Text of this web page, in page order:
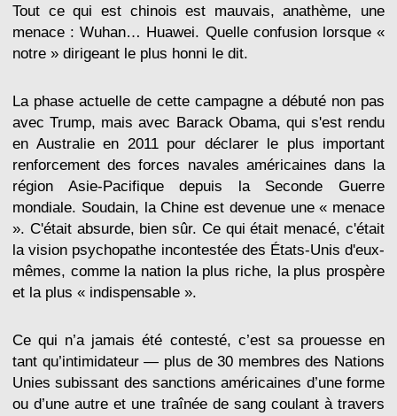
Tout ce qui est chinois est mauvais, anathème, une
menace : Wuhan… Huawei. Quelle confusion lorsque «
notre » dirigeant le plus honni le dit.
La phase actuelle de cette campagne a débuté non pas
avec Trump, mais avec Barack Obama, qui s'est rendu
en Australie en 2011 pour déclarer le plus important
renforcement des forces navales américaines dans la
région Asie-Pacifique depuis la Seconde Guerre
mondiale. Soudain, la Chine est devenue une « menace
». C'était absurde, bien sûr. Ce qui était menacé, c'était
la vision psychopathe incontestée des États-Unis d'eux-
mêmes, comme la nation la plus riche, la plus prospère
et la plus « indispensable ».
Ce qui n’a jamais été contesté, c’est sa prouesse en
tant qu’intimidateur — plus de 30 membres des Nations
Unies subissant des sanctions américaines d’une forme
ou d’une autre et une traînée de sang coulant à travers